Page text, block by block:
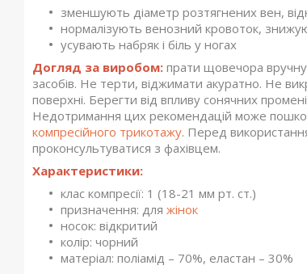
зменшують діаметр розтягнених вен,
нормалізують венозний кровоток,
усувають набряк і біль у ногах
Догляд за виробом: прати щовечора
засобів. Не терти, віджимати акуратно. Не
поверхні. Берегти від впливу сонячних
Недотримання цих рекомендацій може
компресійного трикотажу. Перед
проконсультуватися з фахівцем.
Характеристики:
клас компресії: 1 (18-21 мм рт. ст.)
призначення: для жінок
носок: відкритий
колір: чорний
матеріал: поліамід – 70%, еластан – 30%